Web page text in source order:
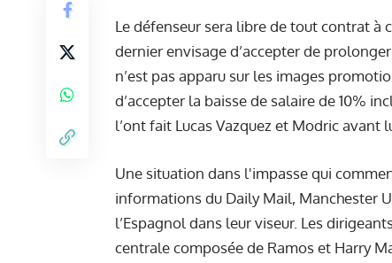
Le défenseur sera libre de tout contrat à
dernier envisage d’accepter de
n’est pas apparu sur les images
d’accepter la baisse de salaire de 10%
l’ont fait Lucas Vazquez et Modric avant
Une situation dans l'impasse qui
informations du Daily Mail, Manchester
l’Espagnol dans leur viseur. Les
centrale composée de Ramos et Harry